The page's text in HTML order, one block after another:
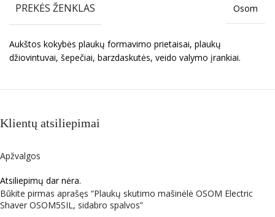
PREKĖS ŽENKLAS Osom
Aukštos kokybės plaukų formavimo prietaisai, plaukų
džiovintuvai, šepečiai, barzdaskutės, veido valymo įrankiai.
Klientų atsiliepimai
Apžvalgos
Atsiliepimų dar nėra.
Būkite pirmas aprašęs “Plaukų skutimo mašinėlė OSOM Electric
Shaver OSOM5SIL, sidabro spalvos”